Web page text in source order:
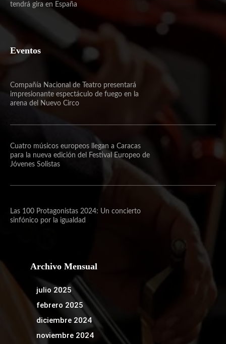
tendrá gira en España
Eventos
Compañía Nacional de Teatro presentará
impresionante espectáculo de fuego en la
arena del Nuevo Circo
Cuatro músicos europeos llegan a Caracas
para la nueva edición del Festival Europeo de
Jóvenes Solistas
Las 100 Protagonistas 2024: Un concierto
sinfónico por la igualdad
Archivo Mensual
julio 2025
febrero 2025
diciembre 2024
noviembre 2024